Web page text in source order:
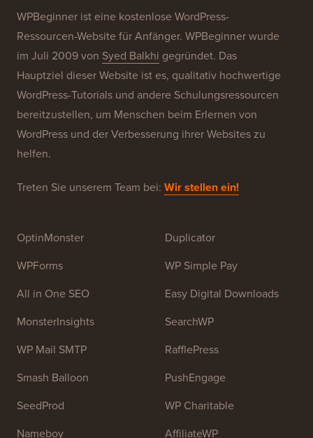
Unsere Marken
Über WPBeginner®
WPBeginner ist eine kostenlose WordPress-
Ressourcen-Website für Anfänger. WPBeginner wurde
Hauptziel dieser Website ist es, qualitativ hochwertige
WordPress und der Verbesserung ihrer Websites zu
helfen.
Treten Sie unserem Team bei: Wir stellen ein!
OptinMonster
WPForms
All in One SEO
Duplicator
WP Simple Pay
Easy Digital Downloads